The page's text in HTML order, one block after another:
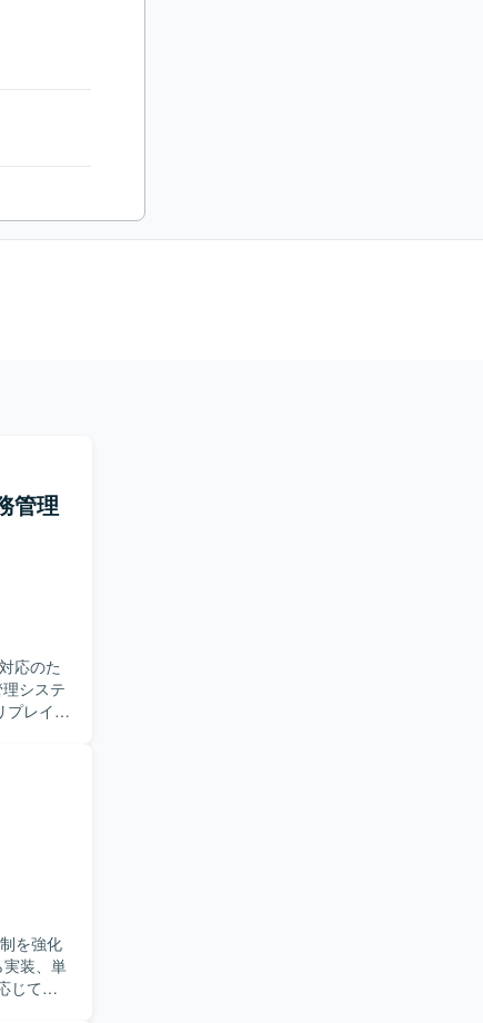
管理
応のた
プレイス
方、ド
ケーシ
われ
ガシー
利用す
を強化
じてバ